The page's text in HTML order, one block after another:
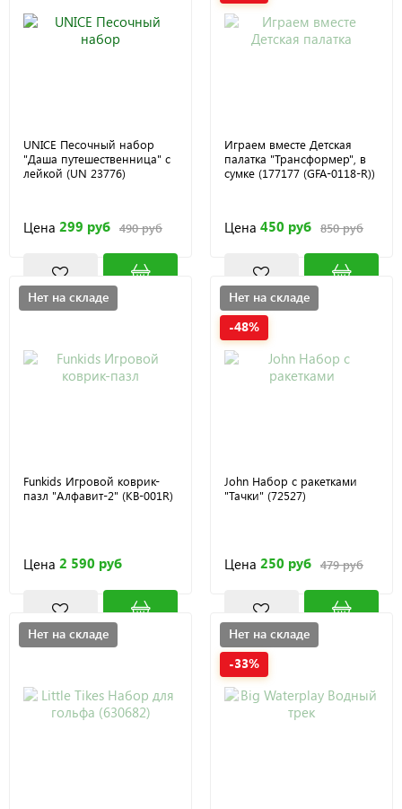
UNICE Песочный набор
"Даша путешественница" c
лейкой (UN 23776)
Цена 299 руб 490 руб
Играем вместе Детская
палатка "Трансформер", в
сумке (177177 (GFA-0118-R))
Цена 450 руб 850 руб
Нет на складе
Funkids Игровой коврик-
пазл "Алфавит-2" (KB-001R)
Цена 2 590 руб
Нет на складе
-48%
John Набор с ракетками
"Тачки" (72527)
Цена 250 руб 479 руб
Нет на складе
Нет на складе
-33%